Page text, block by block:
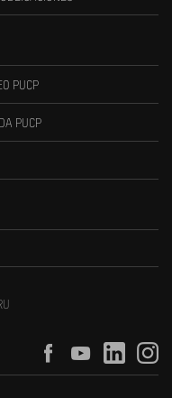
PUCP
PUCP